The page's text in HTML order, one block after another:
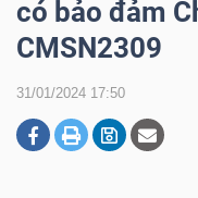
có bảo đảm
CMSN2309
31/01/2024 17:50
KHOÁN
NGHIỆP